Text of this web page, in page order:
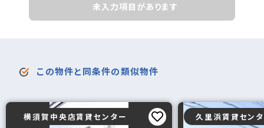
未入力項目があります
この物件と同条件の類似物件
横須賀中央店賃貸センター 久里浜賃貸セン